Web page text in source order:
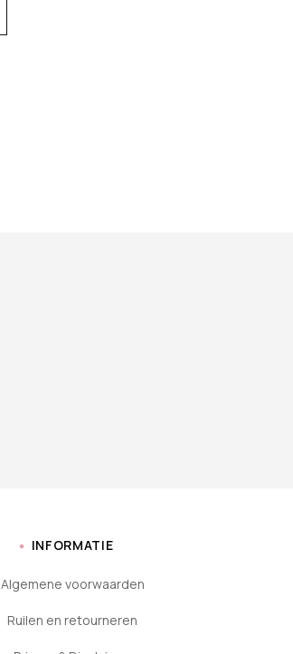
INFORMATIE
Algemene voorwaarden
Ruilen en retourneren